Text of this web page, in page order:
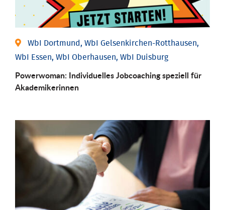
WbI Dortmund, WbI Gelsenkirchen-Rotthausen,
WbI Essen, WbI Oberhausen, WbI Duisburg
Powerwoman: Individu­elles Job­coaching speziell für
Aka­demiker­innen